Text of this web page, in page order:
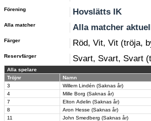
Förening Hovslätts IK
Alla matcher Alla matcher
Färger Röd, Vit, Vit (tröja,
Reservfärger Svart, Svart, Svart
Alla spelare
Tröjnr
Namn
3
Willem Lindén (Saknas år)
4
Mille Borg (Saknas år)
7
Elton Adelin (Saknas år)
8
Aron Hesse (Saknas år)
11
John Smedberg (Saknas år)